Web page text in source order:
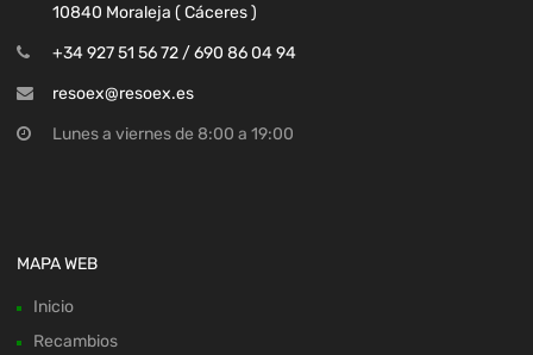
10840 Moraleja ( Cáceres )
+34 927 51 56 72 / 690 86 04 94
resoex@resoex.es
Lunes a viernes de 8:00 a 19:00
MAPA WEB
Inicio
Recambios